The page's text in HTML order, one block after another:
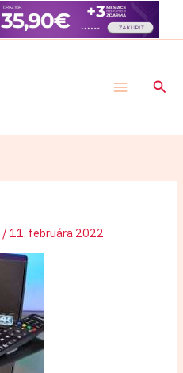
/11. februára 2022